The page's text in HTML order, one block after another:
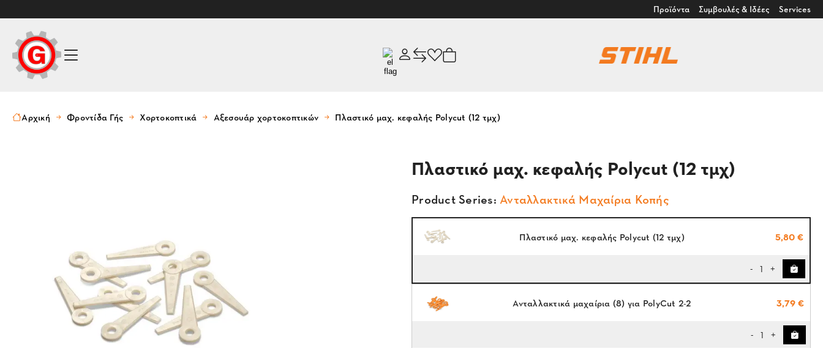
Προϊόντα Συμβουλές & Ιδέες Services
Αρχική Φροντίδα Γής Χορτοκοπτικά Αξεσουάρ χορτοκοπτικών Πλαστικό μαχ. κεφαλής Polycut (12 τμχ)
Πλαστικό μαχ. κεφαλής Polycut (12 τμχ)
Product Series: Ανταλλακτικά Μαχαίρια Κοπής
Πλαστικό μαχ. κεφαλής Polycut (12 τμχ) 5,80 €
- 1 +
Ανταλλακτικά μαχαίρια (8) για PolyCut 2-2 3,79 €
- 1 +